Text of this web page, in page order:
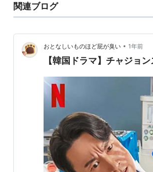
関連ブログ
おとなしいものほど屁が臭い • 1年前
【韓国ドラマ】チャジョ